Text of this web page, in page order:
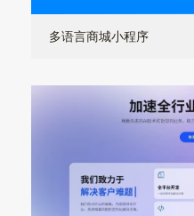
多语言商城小程序